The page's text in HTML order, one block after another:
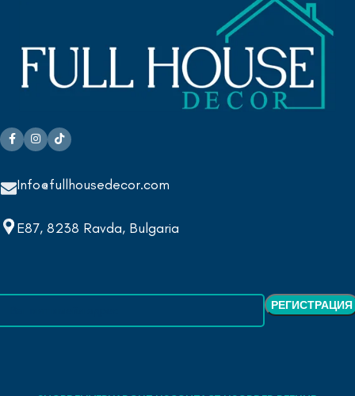
Info@fullhousedecor.com
E87, 8238 Ravda, Bulgaria